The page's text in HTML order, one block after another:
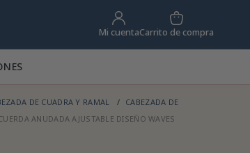
Mi cuentaCarrito de compra
DE CUADRA Y RAMAL
CABEZADA DE
ANUDADA AJUSTABLE DISEÑO WAVES